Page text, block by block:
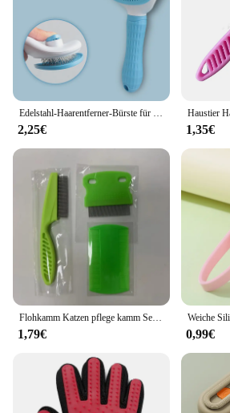
Edelstahl-Haarentferner-Bürste für Hunde und Katzen, Anti-Rutsch-Schönheits bürste, Hunde pflege ausrüstung, Haustier-Haaren tfernungs kämme
2,25€ 1,35€
Flohkamm Katzen pflege kamm Set 3 teile/satz entfernt Schleim und Kruste kleine Läuse Floh kämme Katzen liefert Haustier kamm
1,79€ 0,99€